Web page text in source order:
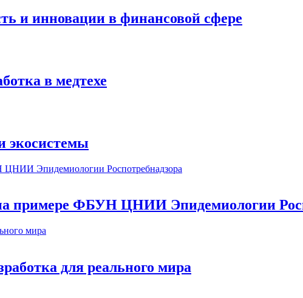
и инновации в финансовой сфере
в медтехе
экосистемы
примере ФБУН ЦНИИ Эпидемиологии
для реального мира